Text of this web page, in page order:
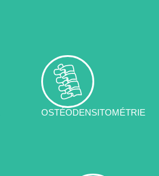
OSTÉODENSITOMÉTRIE